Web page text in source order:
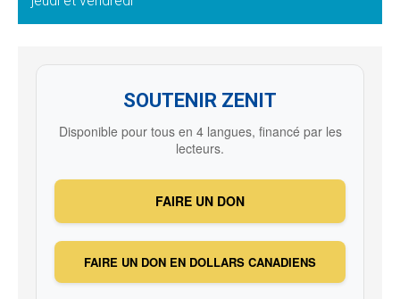
SOUTENIR ZENIT
Disponible pour tous en 4 langues, financé par les
lecteurs.
FAIRE UN DON
FAIRE UN DON EN DOLLARS CANADIENS